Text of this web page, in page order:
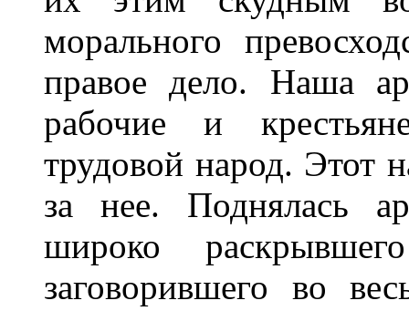
морального
правое дело. Наша
рабочие и
трудовой народ. Этот
за нее. Поднялась
широко
заговорившего во